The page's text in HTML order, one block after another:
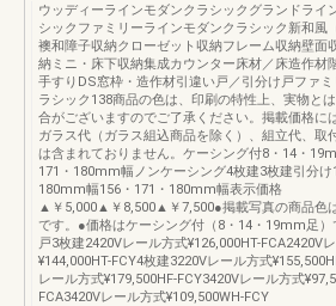
ウッディーラインモダンクラシックグランドライ
シックファミリーラインモダンクラシック新和風
襖和障子収納クローゼット収納フレーム収納壁面
納ミニ・床下収納集成カウンター床材／床造作材
手すりDS窓枠・造作材引違い戸／引分け戸ファミ
ラシック138商品の色は、印刷の特性上、実物と
合がございますのでご了承ください。掲載価格に
ガラス代（ガラス組込商品を除く）、組立代、取
は含まれておりません。ケーシング付8・14・
171・180mm幅ノンケーシング4枚建3枚建引分け
180mm幅156・171・180mm幅表示価格
▲￥5,000▲￥8,500▲￥7,500●掲載写真の商品色
です。●価格はケーシング付（8・14・19mm足）
戸3枚建2420Vレール方式¥126,000HT-FCA2420V
¥144,000HT-FCY4枚建3220Vレール方式
レール方式¥179,500HF-FCY3420Vレール方式
FCA3420Vレール方式¥109,500WH-FCY